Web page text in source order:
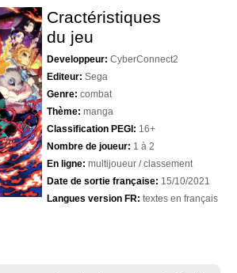
Cractéristiques
du jeu
Developpeur: CyberConnect2
Editeur: Sega
Genre: combat
Thème: manga
Classification PEGI: 16+
Nombre de joueur: 1 à 2
En ligne: multijoueur / classement
Date de sortie française: 15/10/2021
Langues version FR: textes en français